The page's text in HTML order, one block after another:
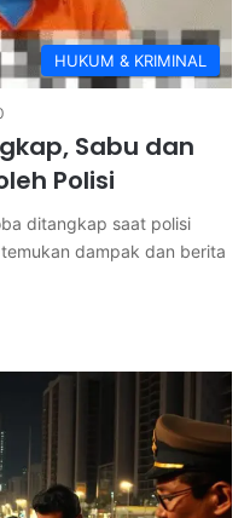
HUKUM & KRIMINAL
Sabu dan
Polisi
ditangkap saat polisi
dampak dan berita